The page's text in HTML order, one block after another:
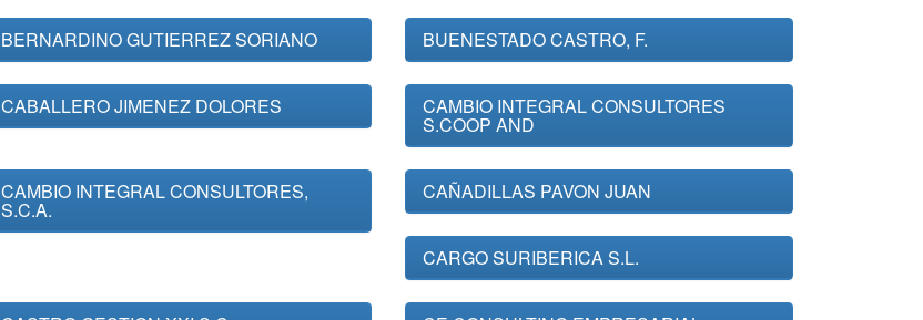
BERNARDINO GUTIERREZ SORIANO BUENESTADO CASTRO, F.
CABALLERO JIMENEZ DOLORES CAMBIO INTEGRAL CONSULTORES
S.COOP AND
CAMBIO INTEGRAL CONSULTORES,
S.C.A.
CAÑADILLAS PAVON JUAN
CARGO SURIBERICA S.L.